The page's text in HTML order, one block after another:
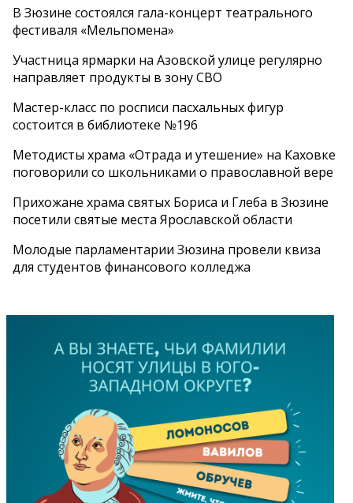
В Зюзине состоялся гала-концерт театрального
фестиваля «Мельпомена»
Участница ярмарки на Азовской улице регулярно
направляет продукты в зону СВО
Мастер-класс по росписи пасхальных фигур
состоится в библиотеке №196
Методисты храма «Отрада и утешение» на Каховке
поговорили со школьниками о православной вере
Прихожане храма святых Бориса и Глеба в Зюзине
посетили святые места Ярославской области
Молодые парламентарии Зюзина провели квиза
для студентов финансового колледжа